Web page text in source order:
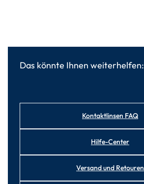
Das könnte Ihnen weiterhelfen:
Kontaktlinsen FAQ
Hilfe-Center
Versand und Retouren